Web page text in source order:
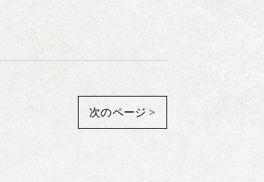
次のページ >